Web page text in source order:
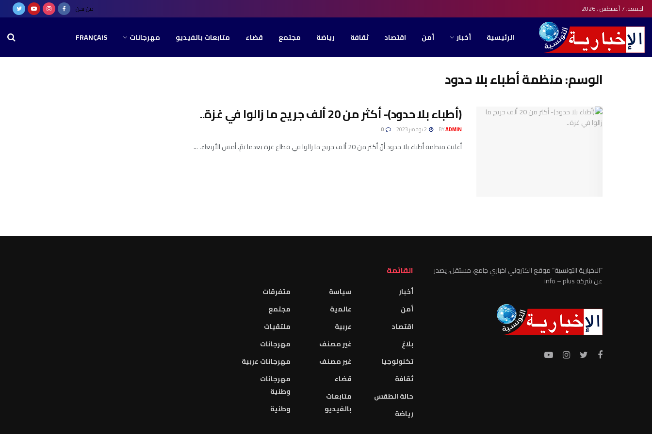
الجمعة, 7 أغسطس , 2026 من نحن
الرئيسية أخبار أمن اقتصاد ثقافة رياضة مجتمع قضاء متابعات بالفيديو مهرجانات FRANÇAIS
الوسم:منظمة أطباء بلا حدود
(أطباء بلا حدود)- أكثر من 20 ألف جريح ما زالوا في غزة..
BYADMIN
أعلنت منظمة أطباء بلا حدود أنّ أكثر من 20 ألف جريح ما زالوا في قطاع غزة بعدما تمّ، أمس الأربعاء، ...
“الاخبارية التونسية” موقع الكتروني اخباري جامع، مستقل، يصدر
عن شركة info – plus
القائمة
أخبار
أمن
اقتصاد
بلاغ
تكنولوجيا
ثقافة
حالة الطقس
رياضة
سياسة
عالمية
عربية
غير مصنف
غير مصنف
قضاء
متابعات
بالفيديو
متفرقات
مجتمع
ملتقيات
مهرجانات
مهرجانات عربية
مهرجانات
وطنية
وطنية